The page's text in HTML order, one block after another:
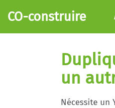
Aller au contenu principal
CO-construire
un
Nécessite un